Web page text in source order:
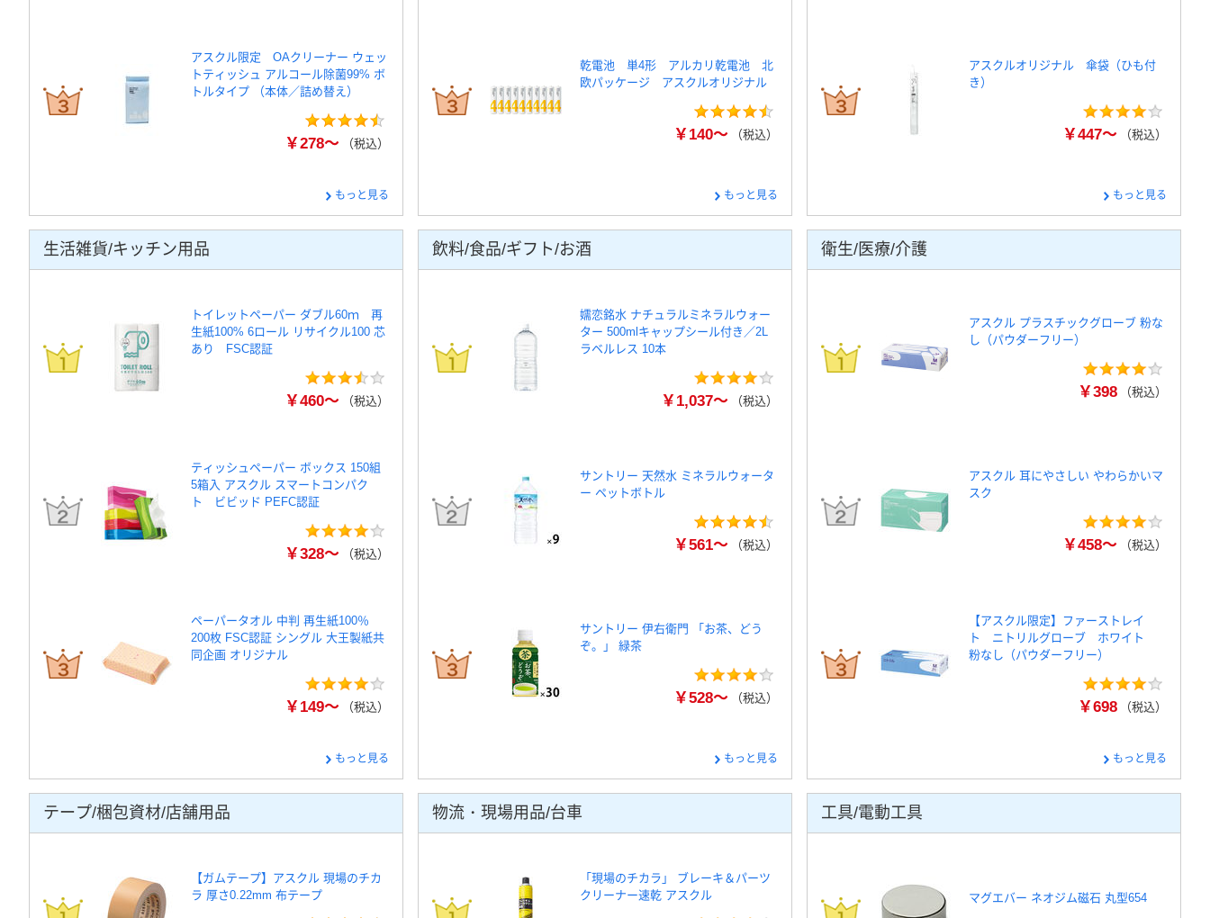
アスクル限定 OAクリーナー ウェッ
トティッシュ アルコール除菌99% ボ
トルタイプ （本体／詰め替え）
￥278～ （税込）
もっと見る
乾電池 単4形 アルカリ乾電池 北
欧パッケージ アスクルオリジナル
￥140～ （税込）
もっと見る
アスクルオリジナル 傘袋（ひも付
き）
￥447～ （税込）
もっと見る
生活雑貨/キッチン用品
トイレットペーパー ダブル60ｍ 再
生紙100% 6ロール リサイクル100 芯
あり FSC認証
￥460～ （税込）
ティッシュペーパー ボックス 150組
5箱入 アスクル スマートコンパク
ト ビビッド PEFC認証
￥328～ （税込）
ペーパータオル 中判 再生紙100％
200枚 FSC認証 シングル 大王製紙共
同企画 オリジナル
￥149～ （税込）
もっと見る
飲料/食品/ギフト/お酒
嬬恋銘水 ナチュラルミネラルウォー
ター 500mlキャップシール付き／2L
ラベルレス 10本
￥1,037～ （税込）
サントリー 天然水 ミネラルウォータ
ー ペットボトル
￥561～ （税込）
サントリー 伊右衛門 「お茶、どう
ぞ。」 緑茶
￥528～ （税込）
もっと見る
衛生/医療/介護
アスクル プラスチックグローブ 粉な
し（パウダーフリー）
￥398 （税込）
アスクル 耳にやさしい やわらかいマ
スク
￥458～ （税込）
【アスクル限定】ファーストレイ
ト ニトリルグローブ ホワイト
粉なし（パウダーフリー）
￥698 （税込）
もっと見る
テープ/梱包資材/店舗用品
【ガムテープ】アスクル 現場のチカ
ラ 厚さ0.22mm 布テープ
物流・現場用品/台車
「現場のチカラ」 ブレーキ＆パーツ
クリーナー速乾 アスクル
工具/電動工具
マグエバー ネオジム磁石 丸型654